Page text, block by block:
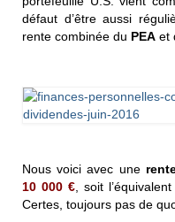
défaut d’être aussi
rente combinée du PEA et
Nous voici avec une
10 000 €, soit
Certes, toujours pas de